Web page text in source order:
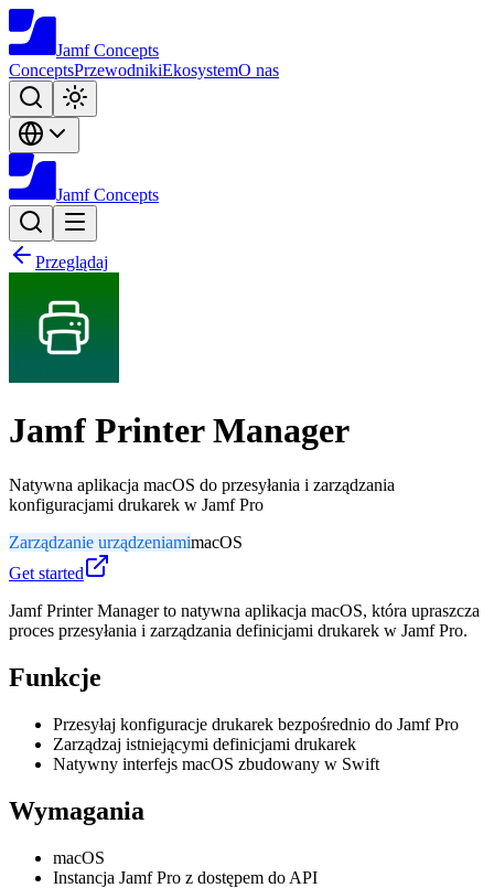
Jamf Concepts
ConceptsPrzewodnikiEkosystemO nas
Jamf Concepts
Przeglądaj
Jamf Printer Manager
Natywna aplikacja macOS do przesyłania i zarządzania
konfiguracjami drukarek w Jamf Pro
Zarządzanie urządzeniamimacOS
Get started
Jamf Printer Manager to natywna aplikacja macOS, która upraszcza
proces przesyłania i zarządzania definicjami drukarek w Jamf Pro.
Funkcje
Przesyłaj konfiguracje drukarek bezpośrednio do Jamf Pro
Zarządzaj istniejącymi definicjami drukarek
Natywny interfejs macOS zbudowany w Swift
Wymagania
macOS
Instancja Jamf Pro z dostępem do API